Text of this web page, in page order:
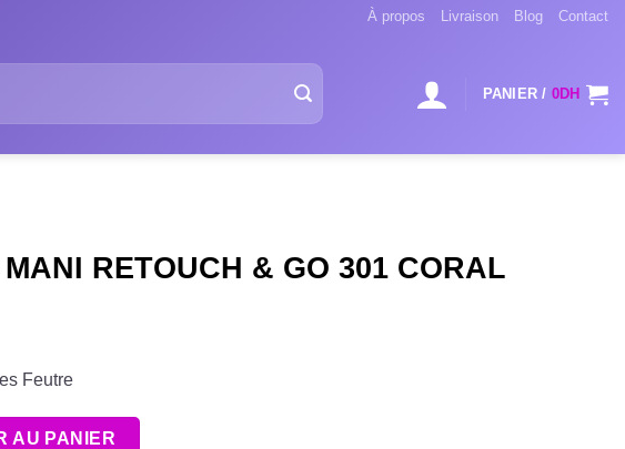
À propos Livraison Blog Contact
PANIER / 0DH
RETOUCH & GO 301 CORAL
Feutre
AU PANIER